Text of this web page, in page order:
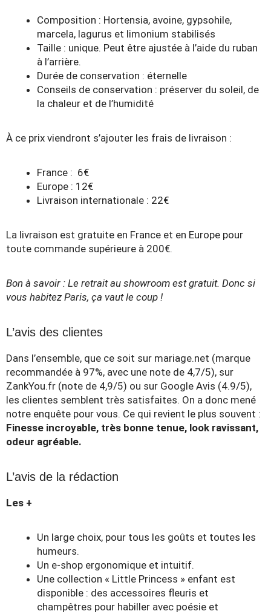
Composition : Hortensia, avoine, gypsohile,
marcela, lagurus et limonium stabilisés
Taille : unique. Peut être ajustée à l’aide du ruban
à l’arrière.
Durée de conservation : éternelle
Conseils de conservation : préserver du soleil, de
la chaleur et de l’humidité
À ce prix viendront s’ajouter les frais de livraison :
France : 6€
Europe : 12€
Livraison internationale : 22€
La livraison est gratuite en France et en Europe pour
toute commande supérieure à 200€.
Bon à savoir : Le retrait au showroom est gratuit. Donc si
vous habitez Paris, ça vaut le coup !
L’avis des clientes
Dans l’ensemble, que ce soit sur mariage.net (marque
recommandée à 97%, avec une note de 4,7/5), sur
ZankYou.fr (note de 4,9/5) ou sur Google Avis (4.9/5),
les clientes semblent très satisfaites. On a donc mené
notre enquête pour vous. Ce qui revient le plus souvent :
Finesse incroyable, très bonne tenue, look ravissant,
odeur agréable.
L’avis de la rédaction
Les +
Un large choix, pour tous les goûts et toutes les
humeurs.
Un e-shop ergonomique et intuitif.
Une collection « Little Princess » enfant est
disponible : des accessoires fleuris et
champêtres pour habiller avec poésie et